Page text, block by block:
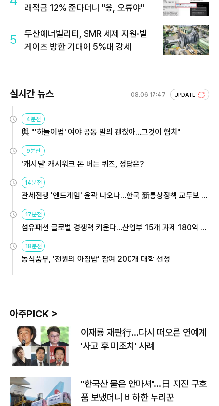
래적금 12% 준다더니 "응, 오류야"
5
두산에너빌리티, SMR 세제 지원·빌
게이츠 방한 기대에 5%대 강세
실시간 뉴스 08.06 17:47 UPDATE
4분전
與 "'하늘이법' 여야 공동 발의 괜찮아…그것이 협치"
9분전
'캐시딜' 캐시워크 돈 버는 퀴즈, 정답은?
14분전
관세전쟁 '엔드게임' 윤곽 나오나…한국 新통상정책 교두보 활
17분전
섬유패션 글로벌 경쟁력 키운다…산업부 15개 과제 180억 지
18분전
농식품부, '천원의 아침밥' 참여 200개 대학 선정
아주PICK >
이재룡 재판行…다시 떠오른 연예계
'사고 후 미조치' 사례
"한국산 물은 안마셔"…日 지진 구호
품 보냈더니 비하한 누리꾼